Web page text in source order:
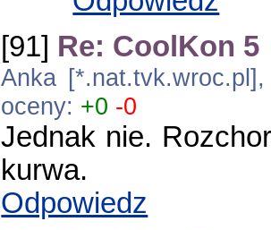
[91] Re: CoolKon 5
Anka
oceny: +0 -0
Jednak nie.
kurwa.
Odpowiedz